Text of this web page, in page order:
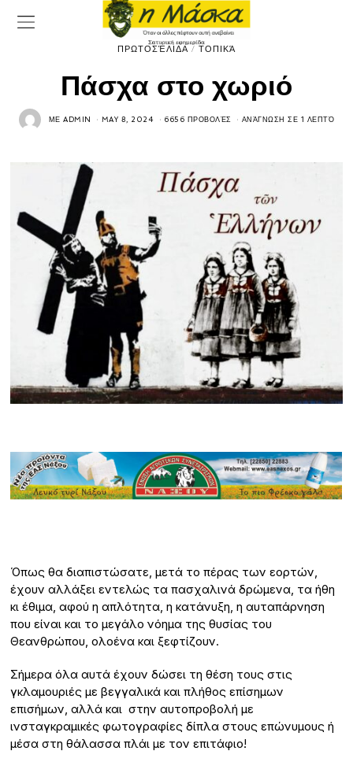
ΠΡΩΤΟΣΈΛΙΔΑ / ΤΟΠΙΚΆ
Πάσχα στο χωριό
ΜΕADMIN MAY 8, 2024 6656 ΠΡΟΒΟΛΈΣ ΑΝΆΓΝΩΣΗ ΣΕ 1 ΛΕΠΤΌ
Όπως θα διαπιστώσατε, μετά το πέρας των εορτών,
έχουν αλλάξει εντελώς τα πασχαλινά δρώμενα, τα ήθη
κι έθιμα, αφού η απλότητα, η κατάνυξη, η αυταπάρνηση
που είναι και το μεγάλο νόημα της θυσίας του
Θεανθρώπου, ολοένα και ξεφτίζουν.
Σήμερα όλα αυτά έχουν δώσει τη θέση τους στις
γκλαμουριές με βεγγαλικά και πλήθος επίσημων
επισήμων, αλλά και στην αυτοπροβολή με
ινσταγκραμικές φωτογραφίες δίπλα στους επώνυμους ή
μέσα στη θάλασσα πλάι με τον επιτάφιο!